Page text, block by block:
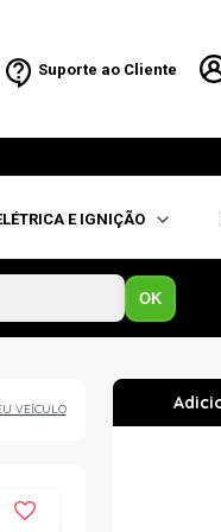
Suporte ao Cliente
E IGNIÇÃO
OK
VEÍCULO